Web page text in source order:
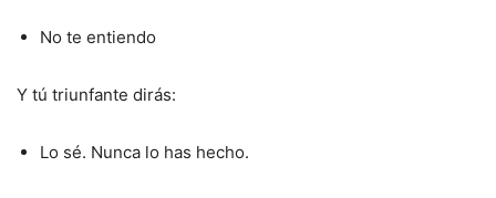
No te entiendo
Y tú triunfante dirás:
Lo sé. Nunca lo has hecho.